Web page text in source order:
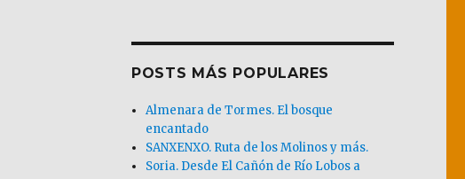
POSTS MÁS POPULARES
Almenara de Tormes. El bosque
encantado
SANXENXO. Ruta de los Molinos y más.
Soria. Desde El Cañón de Río Lobos a